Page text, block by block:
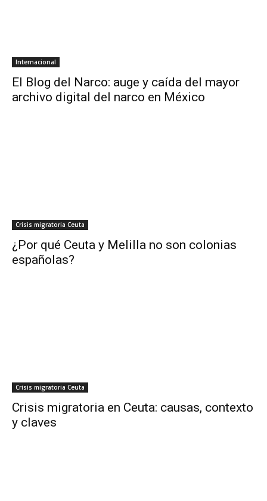
Internacional
El Blog del Narco: auge y caída del mayor
archivo digital del narco en México
Crisis migratoria Ceuta
¿Por qué Ceuta y Melilla no son colonias
españolas?
Crisis migratoria Ceuta
Crisis migratoria en Ceuta: causas, contexto
y claves